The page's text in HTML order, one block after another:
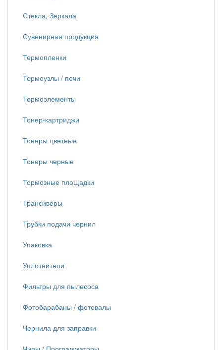
Стекла, Зеркала
Сувенирная продукция
Термопленки
Термоузлы / печи
Термоэлементы
Тонер-картриджи
Тонеры цветные
Тонеры черные
Тормозные площадки
Трансиверы
Трубки подачи чернил
Упаковка
Уплотнители
Фильтры для пылесоса
Фотобарабаны / фотовалы
Чернила для заправки